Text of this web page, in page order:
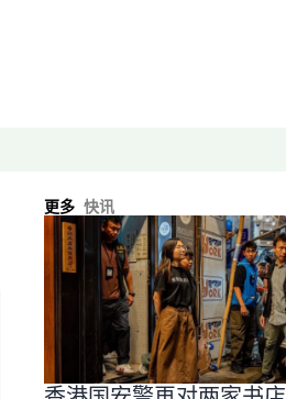
更多 快讯